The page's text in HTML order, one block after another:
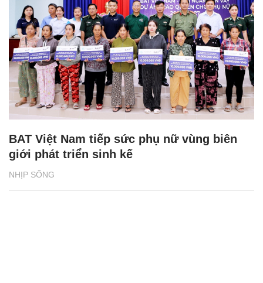
NHỊP SỐNG
BAT Việt Nam tiếp sức phụ nữ vùng biên
giới phát triển sinh kế